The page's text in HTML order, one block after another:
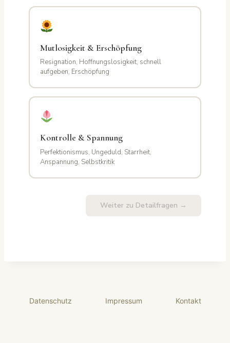
Mutlosigkeit & Erschöpfung
Resignation, Hoffnungslosigkeit, schnell
aufgeben, Erschöpfung
Kontrolle & Spannung
Perfektionismus, Ungeduld, Starrheit,
Anspannung, Selbstkritik
Weiter zu Detailfragen →
Datenschutz Impressum Kontakt